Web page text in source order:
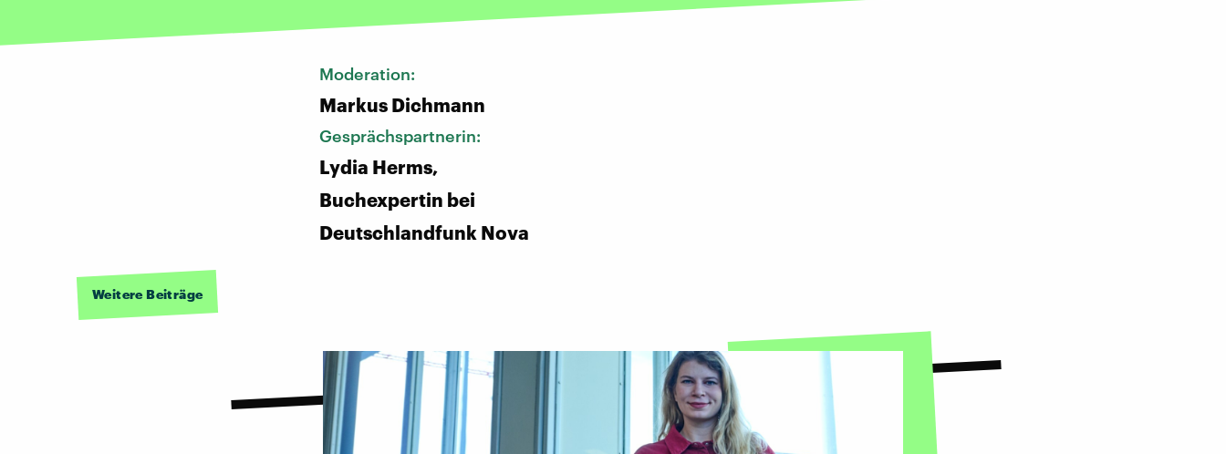
Moderation:
Markus Dichmann
Gesprächspartnerin:
Lydia Herms,
Buchexpertin bei
Deutschlandfunk Nova
Weitere Beiträge